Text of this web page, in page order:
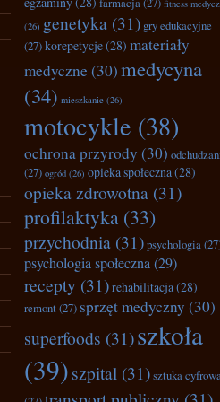
fitness
(26) genetyka (31) gry edukacyjne
(27)korepetycje(28) materiały
medyczne (30)medycyna
(34) mieszkanie (26)
motocykle (38)
ochrona przyrody (30)
(27) ogród (26) opieka społeczna(28)
opieka zdrowotna (31)
profilaktyka (33)
przychodnia (31)psychologia
psychologia społeczna(29)
recepty (31)rehabilitacja(28)
remont(27) sprzęt medyczny (30)
superfoods (31)szkoła
(39)szpital (31)sztuka